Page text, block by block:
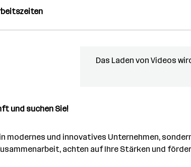
Das Laden von Videos
und suchen Sie!
modernes und innovatives Unternehmen,
achten auf Ihre Stärken und